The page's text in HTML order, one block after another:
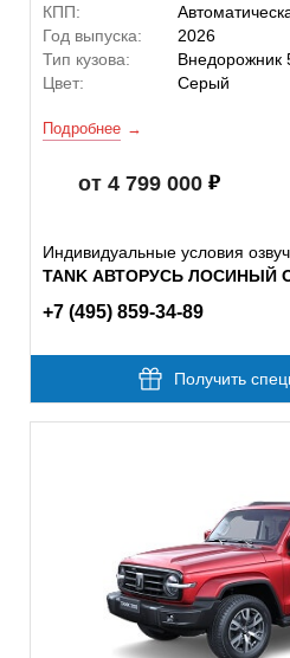
КПП:
Год выпуска:
2026
Тип кузова:
Внедорожник
Цвет:
Серый
Подробнее
от 4 799 000
Индивидуальные условия
TANK АВТОРУСЬ ЛОСИНЫЙ
+7 (495) 859-34-89
Получить